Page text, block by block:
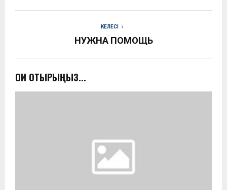
КЕЛЕСІ
НУЖНА ПОМОЩЬ
ОҚИ ОТЫРЫҢЫЗ...